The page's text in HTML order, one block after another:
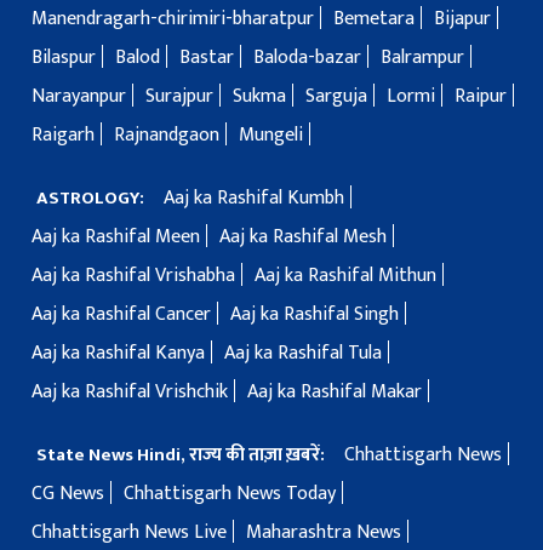
Manendragarh-chirimiri-bharatpur
Bemetara
Bijapur
Bilaspur
Balod Bastar Baloda-bazar
Balrampur
Narayanpur Surajpur Sukma Sarguja Lormi
Raipur
Raigarh
Rajnandgaon Mungeli
ASTROLOGY:
Aaj ka Rashifal Kumbh
Aaj ka Rashifal Meen Aaj ka Rashifal Mesh
Aaj ka Rashifal Vrishabha Aaj ka Rashifal Mithun
Aaj ka Rashifal Cancer Aaj ka Rashifal Singh
Aaj ka Rashifal Kanya Aaj ka Rashifal Tula
Aaj ka Rashifal Vrishchik Aaj ka Rashifal Makar
State News Hindi, राज्य की ताज़ा ख़बरें:
Chhattisgarh News
CG News
Chhattisgarh News Today
Chhattisgarh News Live
Maharashtra News